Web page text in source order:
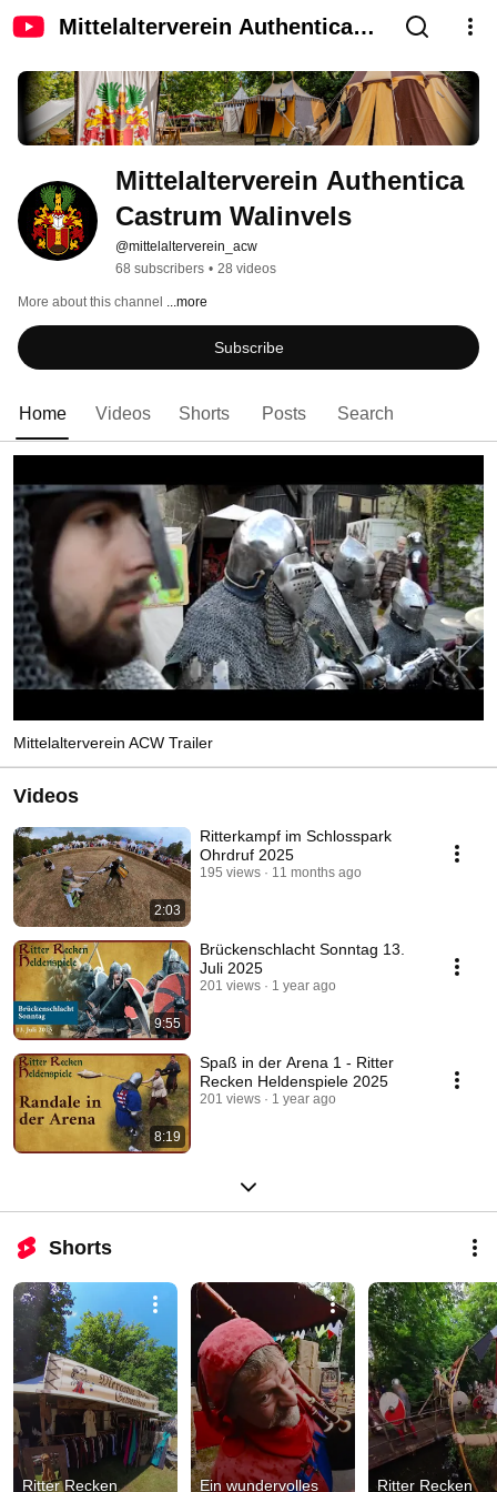
Mittelalterverein Authentica
Mittelalterverein Authentica
Castrum Walinvels
@mittelalterverein_acw
68 subscribers • 28 videos
More about this channel ...more
Subscribe
Home Videos Shorts Posts Search
Mittelalterverein ACW Trailer
Videos
2:03
Ritterkampf im Schlosspark
Ohrdruf 2025
195 views 11 months ago
9:55
Brückenschlacht Sonntag 13.
Juli 2025
201 views 1 year ago
8:19
Spaß in der Arena 1 - Ritter
Recken Heldenspiele 2025
201 views 1 year ago
Shorts
Ritter Recken Ein wundervolles Ritter Recken